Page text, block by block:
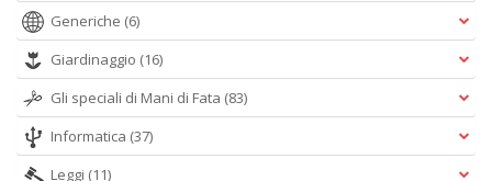
Generiche (6)
Giardinaggio (16)
Gli speciali di Mani di Fata (83)
Informatica (37)
Leggi (11)